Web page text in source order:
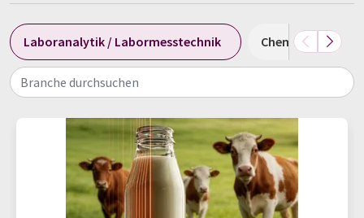
Laboranalytik / Labormesstechnik Chemie
Branche durchsuchen